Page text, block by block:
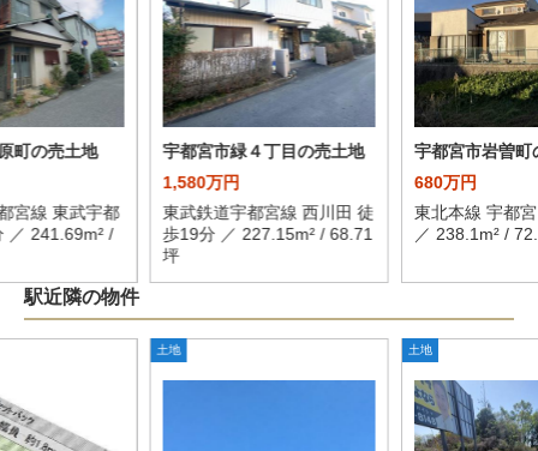
町の売土地
宮線 東武宇都
／ 241.69m² /
宇都宮市緑４丁目の売土地
1,580万円
東武鉄道宇都宮線 西川田 徒
歩19分 ／ 227.15m² / 68.71
坪
宇都宮市岩曽町
680万円
東北本線 宇都
／ 238.1m² /
駅近隣の物件
土地 土地